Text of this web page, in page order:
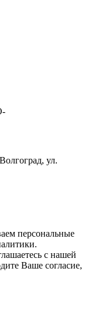
ул.
персональные
с нашей
Ваше согласие,